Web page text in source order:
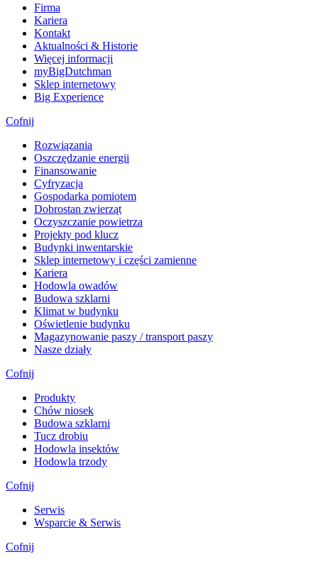
Firma
Kariera
Kontakt
Aktualności & Historie
Więcej informacji
myBigDutchman
Sklep internetowy
Big Experience
Cofnij
Rozwiązania
​Oszczędzanie energii
Finansowanie
Cyfryzacja
Gospodarka pomiotem
Dobrostan zwierząt
Oczyszczanie powietrza
Projekty pod klucz
Budynki inwentarskie
Sklep internetowy i części zamienne
Kariera
Hodowla owadów
Budowa szklarni
Klimat w budynku
Oświetlenie budynku
Magazynowanie paszy / transport paszy
Nasze działy
Cofnij
Produkty
Chów niosek
Budowa szklarni
Tucz drobiu
Hodowla insektów
Hodowla trzody
Cofnij
Serwis
Wsparcie & Serwis
Cofnij